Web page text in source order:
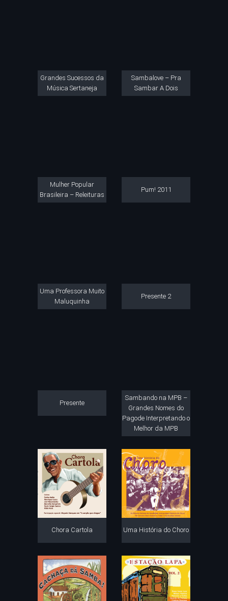
Grandes Sucessos da
Música Sertaneja
Sambalove – Pra
Sambar A Dois
Mulher Popular
Brasileira – Releituras
Pum! 2011
Uma Professora Muito
Maluquinha
Presente 2
Presente
Sambando na MPB –
Grandes Nomes do
Pagode Interpretando o
Melhor da MPB
Chora Cartola Uma História do Choro